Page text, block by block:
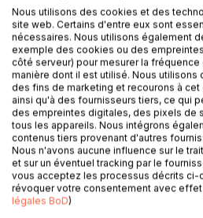
DESCRIPTION
La collection « De l’œil à l’Être »
Les ouvrages de la collection «
outils de développement
scènes et les personnages du film
dans sa quête de Sens, tout en
Nous utilisons des cookies et des
site web. Certains d'entre eux sont
nécessaires. Nous utilisons également
exemple des cookies ou des
côté serveur) pour mesurer la
manière dont il est utilisé. Nous
des fins de marketing et recourons à
ainsi qu'à des fournisseurs tiers, ce qui
des empreintes digitales, des pixels de
tous les appareils. Nous intégrons
contenus tiers provenant d'autres
Nous n'avons aucune influence sur le
et sur un éventuel tracking par le
vous acceptez les processus décrits ci-
révoquer votre consentement avec effet
légales BoD)